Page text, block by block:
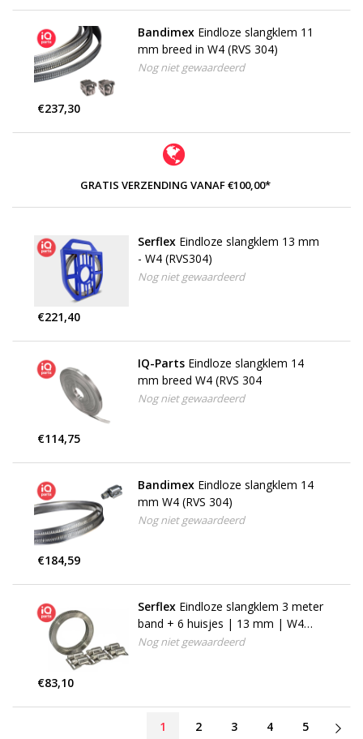
Bandimex Eindloze slangklem 11
mm breed in W4 (RVS 304)
Nog niet gewaardeerd
€237,30
GRATIS VERZENDING VANAF €100,00*
Serflex Eindloze slangklem 13 mm
- W4 (RVS304)
Nog niet gewaardeerd
€221,40
IQ-Parts Eindloze slangklem 14
mm breed W4 (RVS 304
Nog niet gewaardeerd
€114,75
Bandimex Eindloze slangklem 14
mm W4 (RVS 304)
Nog niet gewaardeerd
€184,59
Serflex Eindloze slangklem 3 meter
band + 6 huisjes | 13 mm | W4
(RVS 304)
Nog niet gewaardeerd
€83,10
1 2 3 4 5